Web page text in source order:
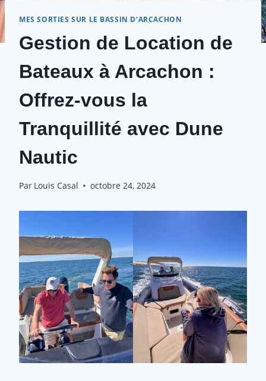
MES SORTIES SUR LE BASSIN D'ARCACHON
Gestion de Location de
Bateaux à Arcachon :
Offrez-vous la
Tranquillité avec Dune
Nautic
Par Louis Casal octobre 24, 2024